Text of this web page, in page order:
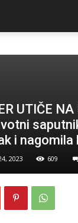
UTIČE NA
i nagomila
2023 609